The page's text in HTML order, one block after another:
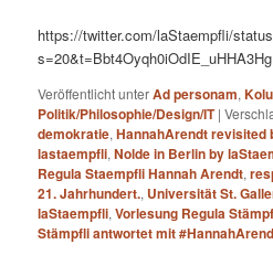
https://twitter.com/laStaempfli/
s=20&t=Bbt4Oyqh0iOdIE_uHHA3Hg
Veröffentlicht unterAd personam,
Politik/Philosophie/Design/IT |
demokratie,HannahArendt revisited
lastaempfli,Nolde in Berlin by
Regula Staempfli Hannah Arendt,
21. Jahrhundert., Universität St.
laStaempfli,Vorlesung Regula
Stämpfli antwortet mit